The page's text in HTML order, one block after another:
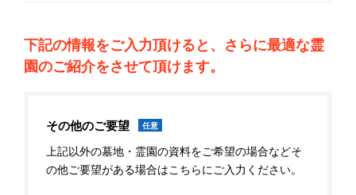
下記の情報をご入力頂けると、さらに最適な霊
園のご紹介をさせて頂けます。
その他のご要望 任意
上記以外の墓地・霊園の資料をご希望の場合などそ
の他ご要望がある場合はこちらにご入力ください。